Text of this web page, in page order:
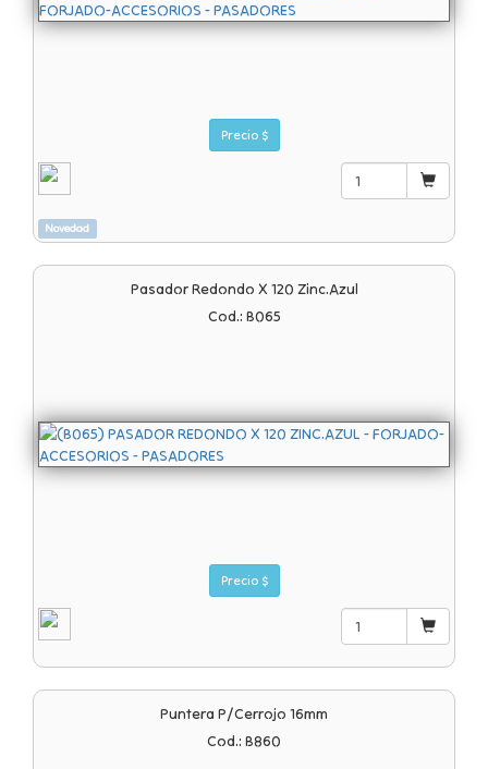
Precio $
Novedad
Pasador Redondo X 120 Zinc.azul
Cod.: B065
Precio $
Puntera P/cerrojo 16mm
Cod.: B860